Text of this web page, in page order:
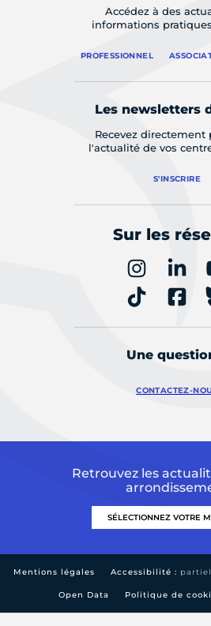
Accédez à des
informations
PROFESSIONNEL
Les newsletters
Recevez directement
l'actualité de vos
S'INSCRIRE
Sur les
Une
CONTACTEZ-
Retrouvez les
Mentions légales Accessibilité :
Open Data Politique de